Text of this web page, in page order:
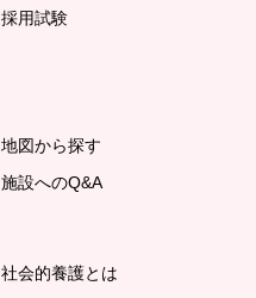
採用試験
地図から探す
施設へのQ&A
社会的養護とは